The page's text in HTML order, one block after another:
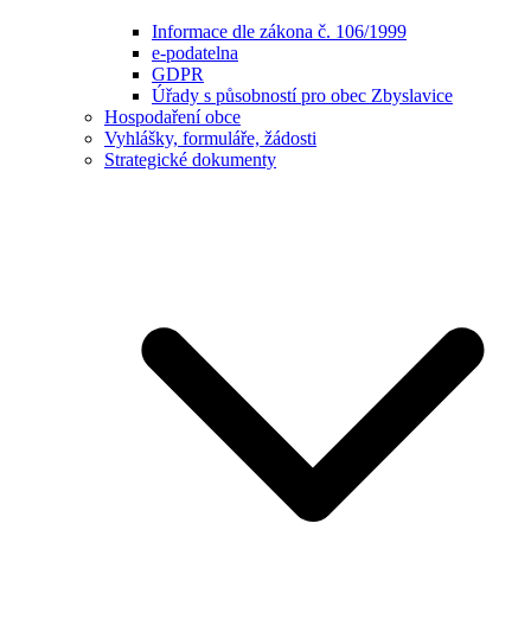
Informace dle zákona č. 106/1999
e-podatelna
GDPR
Úřady s působností pro obec Zbyslavice
Hospodaření obce
Vyhlášky, formuláře, žádosti
Strategické dokumenty